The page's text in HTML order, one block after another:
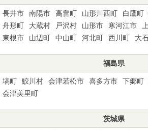
長井市 南陽市 高畠町 山形川西町 白鷹町
舟形町
大蔵村 戸沢村 山形市 寒河江市
東根市
山辺町 中山町 河北町 西川町 大
福島県
塙町 鮫川村 会津若松市 喜多方市 下郷町
会津美里町
茨城県